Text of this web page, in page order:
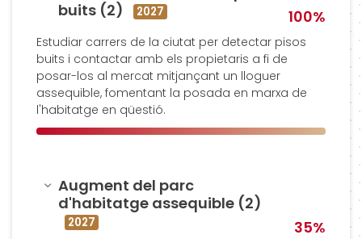
buits (2)
2027 100%
Estudiar carrers de la ciutat per detectar pisos
buits i contactar amb els propietaris a fi de
posar-los al mercat mitjançant un lloguer
assequible, fomentant la posada en marxa de
l'habitatge en qüestió.
Amagar
Augment del parc
d'habitatge assequible (2)
2027 35%